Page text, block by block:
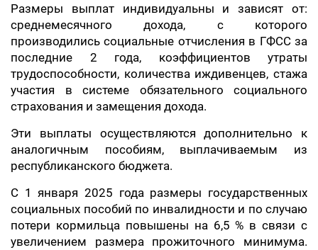
Размеры выплат индивидуальны и зависят от:
среднемесячного дохода, с которого
производились социальные отчисления в ГФСС за
последние 2 года, коэффициентов утраты
трудоспособности, количества иждивенцев, стажа
участия в системе обязательного социального
страхования и замещения дохода.
Эти выплаты осуществляются дополнительно к
аналогичным пособиям, выплачиваемым из
республиканского бюджета.
С 1 января 2025 года размеры государственных
социальных пособий по инвалидности и по случаю
потери кормильца повышены на 6,5 % в связи с
увеличением размера прожиточного минимума.